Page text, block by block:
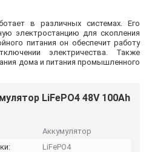
в различных системах. Его
электростанцию ​​для скопления
питания он обеспечит работу
электричества. Также
дома и питания промышленного
LiFePO4 48V 100Ah
Аккумулятор
LiFePO4